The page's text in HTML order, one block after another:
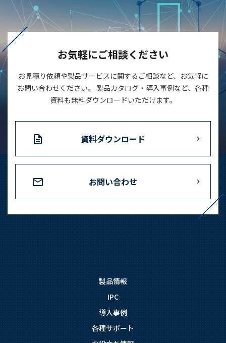
お気軽にご相談ください
お見積り依頼や製品サービスに関するご相談など、お気軽に
お問い合わせください。 製品カタログ・導入事例など、各種
資料も無料ダウンロードいただけます。
資料ダウンロード
お問い合わせ
製品情報
IPC
導入事例
各種サポート